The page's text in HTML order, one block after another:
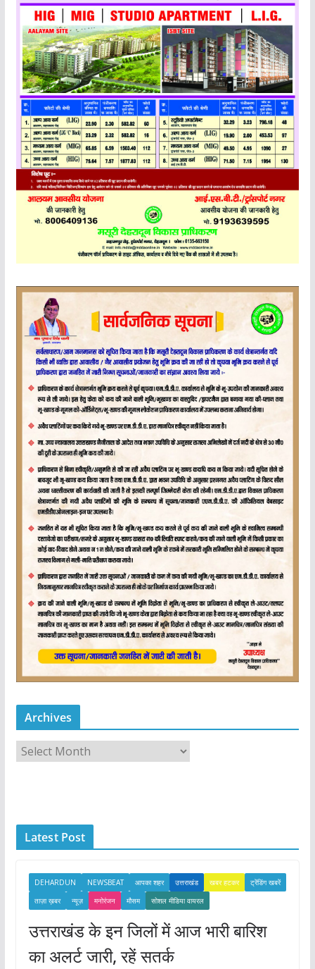
Archives
r
e
Latest Post
DEHARDUN NEWSBEAT आपका शहर उत्तराखंड खबर हटकर
ट्रेंडिंग खबरें
ताज़ा ख़बर
न्यूज़ मनोरंजन मौसम सोशल मीडिया वायरल
उत्तराखंड के इन जिलों में आज भारी बारिश
का अलर्ट जारी, रहें सतर्क